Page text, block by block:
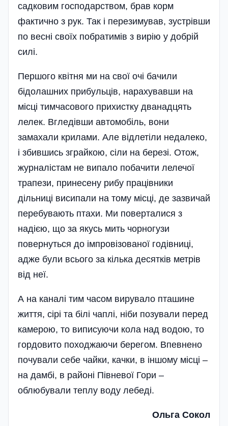
садковим господарством, брав корм
фактично з рук. Так і перезимував, зустрівши
по весні своїх побратимів з вирію у добрій
силі.
Першого квітня ми на свої очі бачили
бідолашних прибульців, нарахувавши на
місці тимчасового прихистку дванадцять
лелек. Вгледівши автомобіль, вони
замахали крилами. Але відлетіли недалеко,
і збившись зграйкою, сіли на березі. Отож,
журналістам не випало побачити лелечої
трапези, принесену рибу працівники
дільниці висипали на тому місці, де за­звичай
перебувають птахи. Ми поверталися з
надією, що за якусь мить чорногузи
повернуться до імпровізованої годівниці,
адже були всього за кілька десятків метрів
від неї.
А на каналі тим часом вирувало пташине
життя, сірі та білі чаплі, ніби позували перед
камерою, то виписуючи кола над водою, то
гордовито походжаючи берегом. Впевнено
почували себе чайки, качки, в іншому місці –
на дамбі, в районі Півневої Гори –
облюбували теплу воду лебеді.
Ольга Сокол